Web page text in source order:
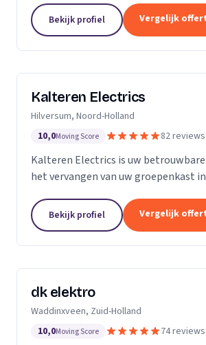
Bekijk profiel Vergelijk
Kalteren Electrics
Hilversum, Noord-Holland
10,0Moving Score 82 reviews
Kalteren Electrics is uw
het vervangen van uw groepenkast
benodigde diploma's en
om u...
Bekijk profiel Vergelijk
dk elektro
Waddinxveen, Zuid-Holland
10,0Moving Score 74 reviews